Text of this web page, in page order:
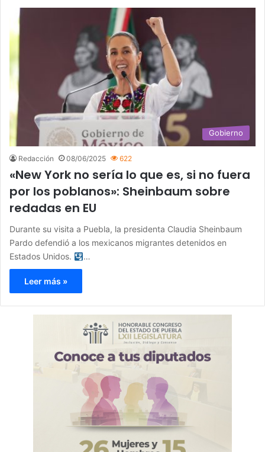
Gobierno
Redacción 08/06/2025 622
«New York no sería lo que es, si no fuera
por los poblanos»: Sheinbaum sobre
redadas en EU
Durante su visita a Puebla, la presidenta Claudia Sheinbaum
Pardo defendió a los mexicanos migrantes detenidos en
Estados Unidos.
…
Leer más »